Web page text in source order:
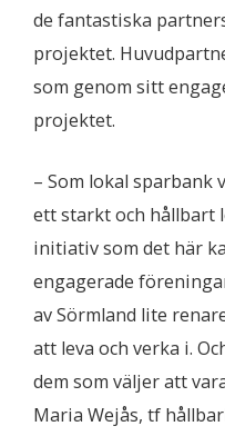
de fantastiska
projektet.
som genom sitt
projektet.
– Som lokal sparbank
ett starkt och hållbart
initiativ som det här
engagerade
av Sörmland lite
att leva och verka i.
dem som väljer att
Maria Wejås, tf